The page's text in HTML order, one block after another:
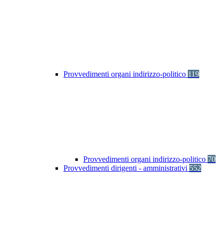
Provvedimenti organi indirizzo-politico 119
Provvedimenti organi indirizzo-politico 70
Provvedimenti dirigenti - amministrativi 552